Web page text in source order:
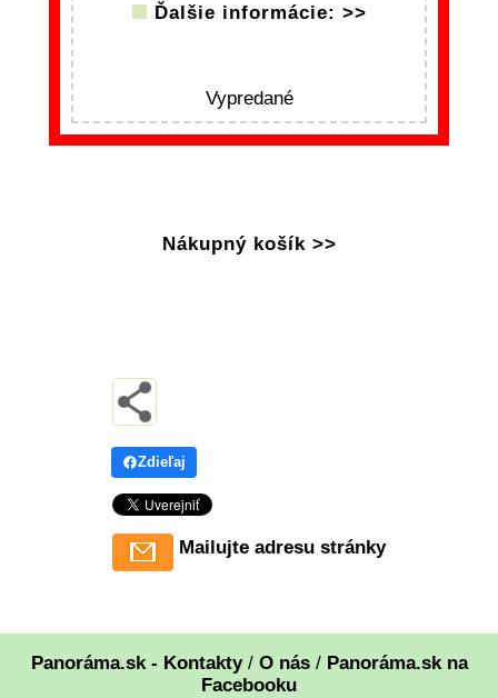
Ďalšie informácie: >>
Vypredané
Nákupný košík >>
Zdieľaj
Mailujte adresu stránky
Panoráma.sk - Kontakty/ O nás/ Panoráma.sk na
Facebooku